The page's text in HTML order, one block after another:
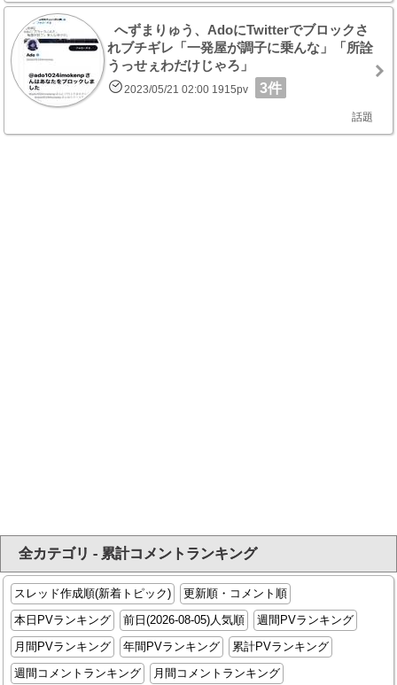
へずまりゅう、AdoにTwitterでブロックさ
れブチギレ「一発屋が調子に乗んな」「所詮
うっせぇわだけじゃろ」
2023/05/21 02:00 1915pv 3件
話題
全カテゴリ - 累計コメントランキング
スレッド作成順(新着トピック)
更新順・コメント順
本日PVランキング
前日(2026-08-05)人気順
週間PVランキング
月間PVランキング
年間PVランキング
累計PVランキング
週間コメントランキング
月間コメントランキング